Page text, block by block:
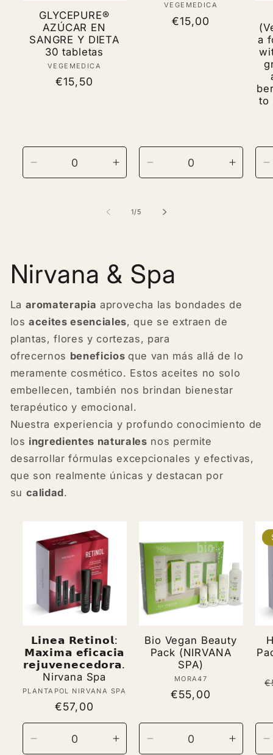
GLYCEPURE®
AZÚCAR EN
SANGRE Y DIETA
30 tabletas
Vendor:
VEGEMEDICA
Regular
€15,50
Decrease
quantity
Increase
quantity
Default
Vendor:
VEGEMEDICA
Regular
€15,00
Decrease
quantity
Default
a
to
1/of
5
Nirvana & Spa
La aromaterapia aprovecha las bondades de
los aceites esenciales, que se extraen de
plantas, flores y cortezas, para
ofrecernos beneficios que van más allá de lo
meramente cosmético. Estos aceites no solo
embellecen, también nos brindan bienestar
terapéutico y emocional.
Nuestra experiencia y profundo conocimiento de
los ingredientes naturales nos permite
desarrollar fórmulas excepcionales y efectivas,
que son realmente únicas y destacan por
su calidad.
𝗟𝗶𝗻𝗲𝗮 𝗥𝗲𝘁𝗶𝗻𝗼𝗹:
𝗠𝗮𝘅𝗶𝗺𝗮 𝗲𝗳𝗶𝗰𝗮𝗰𝗶𝗮
𝗿𝗲𝗷𝘂𝘃𝗲𝗻𝗲𝗰𝗲𝗱𝗼𝗿𝗮.
Nirvana Spa
Vendor:
PLANTAPOL NIRVANA SPA
Regular
price
€57,00
Decrease
Increase
Bio Vegan Beauty
Pack (NIRVANA
SPA)
Vendor:
MORA47
Regular
€55,00
Decrease